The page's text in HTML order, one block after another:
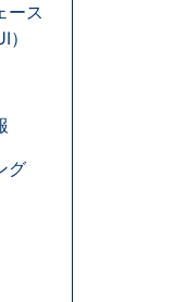
ース
グ